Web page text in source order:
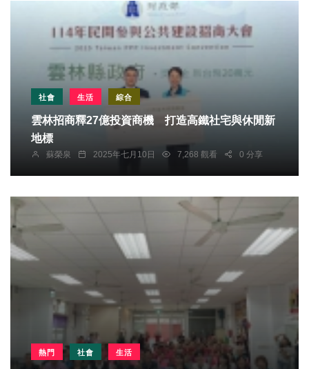
社會 生活 綜合
雲林招商釋27億投資商機 打造高鐵社宅與休閒新
地標
蘇榮泉 2025年七月10日 7,268 觀看 0 分享
熱門 社會 生活